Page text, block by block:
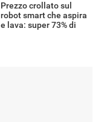
Prezzo crollato sul
robot smart che aspira
e lava: super 73% di